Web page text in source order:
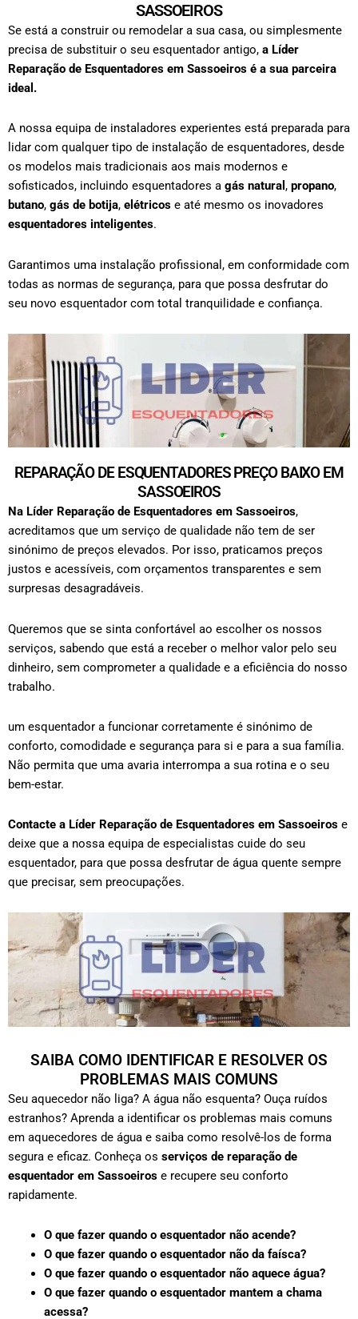
SASSOEIROS
Se está a construir ou remodelar a sua casa, ou simplesmente
precisa de substituir o seu esquentador antigo, a Líder
Reparação de Esquentadores em Sassoeiros é a sua parceira
ideal.
A nossa equipa de instaladores experientes está preparada para
lidar com qualquer tipo de instalação de esquentadores, desde
os modelos mais tradicionais aos mais modernos e
sofisticados, incluindo esquentadores a gás natural , propano,
butano, gás de botija, elétricos e até mesmo os inovadores
esquentadores inteligentes.
Garantimos uma instalação profissional, em conformidade com
todas as normas de segurança, para que possa desfrutar do
seu novo esquentador com total tranquilidade e confiança.
REPARAÇÃO DE ESQUENTADORES PREÇO BAIXO EM
SASSOEIROS
Na Líder Reparação de Esquentadores em Sassoeiros,
acreditamos que um serviço de qualidade não tem de ser
sinónimo de preços elevados. Por isso, praticamos preços
justos e acessíveis, com orçamentos transparentes e sem
surpresas desagradáveis.
Queremos que se sinta confortável ao escolher os nossos
serviços, sabendo que está a receber o melhor valor pelo seu
dinheiro, sem comprometer a qualidade e a eficiência do nosso
trabalho.
um esquentador a funcionar corretamente é sinónimo de
conforto, comodidade e segurança para si e para a sua família.
Não permita que uma avaria interrompa a sua rotina e o seu
bem-estar.
Contacte a Líder Reparação de Esquentadores em Sassoeiros e
deixe que a nossa equipa de especialistas cuide do seu
esquentador, para que possa desfrutar de água quente sempre
que precisar, sem preocupações.
SAIBA COMO IDENTIFICAR E RESOLVER OS
PROBLEMAS MAIS COMUNS
Seu aquecedor não liga? A água não esquenta? Ouça ruídos
estranhos? Aprenda a identificar os problemas mais comuns
em aquecedores de água e saiba como resolvê-los de forma
segura e eficaz. Conheça os serviços de reparação de
esquentador em Sassoeiros e recupere seu conforto
rapidamente.
O que fazer quando o esquentador não acende?
O que fazer quando o esquentador não da faísca?
O que fazer quando o esquentador não aquece água?
O que fazer quando o esquentador mantem a chama
acessa?